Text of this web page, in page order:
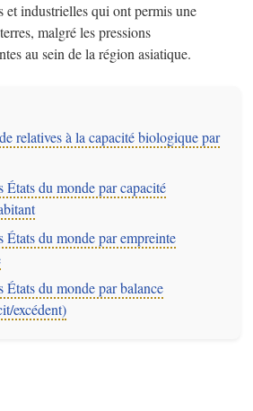
et industrielles qui ont permis une
malgré les pressions
au sein de la région asiatique.
relatives à la capacité biologique par
États du monde par capacité
États du monde par empreinte
États du monde par balance
excédent)